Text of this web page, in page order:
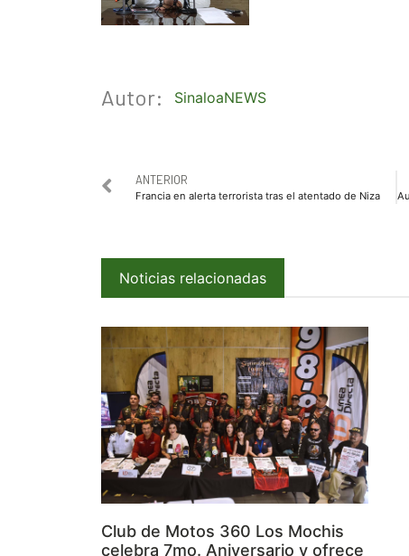
Autor: SinaloaNEWS
ANTERIOR
Francia en alerta terrorista tras el atentado de Niza
Noticias relacionadas
Club de Motos 360 Los Mochis
celebra 7mo. Aniversario y ofrece